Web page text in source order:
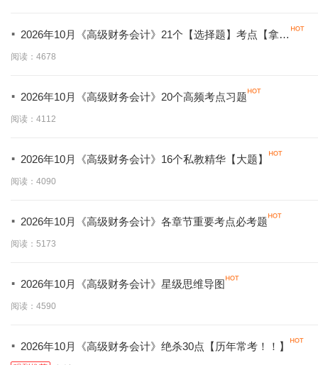
· 2026年10月《高级财务会计》21个【选择题】考点【拿分
必学】
阅读：4678
· 2026年10月《高级财务会计》20个高频考点习题
阅读：4112
· 2026年10月《高级财务会计》16个私教精华【大题】
阅读：4090
· 2026年10月《高级财务会计》各章节重要考点必考题
阅读：5173
· 2026年10月《高级财务会计》星级思维导图
阅读：4590
· 2026年10月《高级财务会计》绝杀30点【历年常考！！】